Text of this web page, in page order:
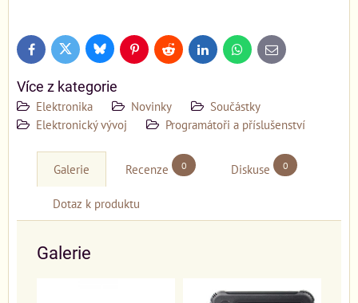
FacebookTwitter BlueskyPinterestReddit LinkedInWhatsApp
E-
mail
Více z kategorie
Elektronika Novinky
Součástky
Elektronický vývoj
Programátoři a příslušenství
Galerie Recenze 0 Diskuse 0
Dotaz k produktu
Galerie